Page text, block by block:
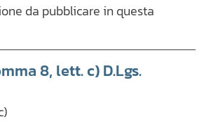
da pubblicare in questa
8, lett. c) D.Lgs.